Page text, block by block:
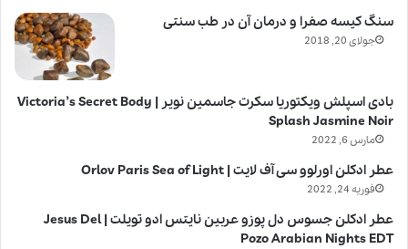
سنگ کیسه صفرا و درمان آن در طب سنتی
جولای 20, 2018
بادی اسپلش ویکتوریا سکرت جاسمین نویر | Victoria’s Secret Body
Splash Jasmine Noir
مارس 6, 2022
عطر ادکلن اورلوو سی آف لایت | Orlov Paris Sea of Light
فوریه 24, 2022
عطر ادکلن جسوس دل پوزو عربین نایتس ادو تویلت | Jesus Del
Pozo Arabian Nights EDT